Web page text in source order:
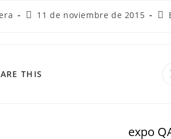
11 de noviembre de 2015
THIS